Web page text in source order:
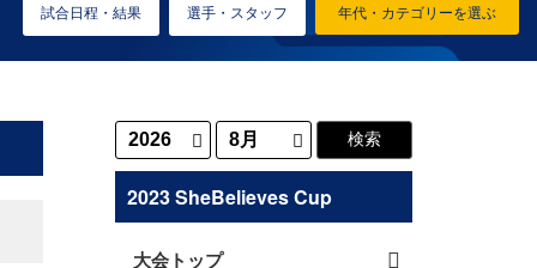
年代・カテゴリーを選ぶ
試合日程・結果 選手・スタッフ
2023 SheBelieves Cup
大会トップ